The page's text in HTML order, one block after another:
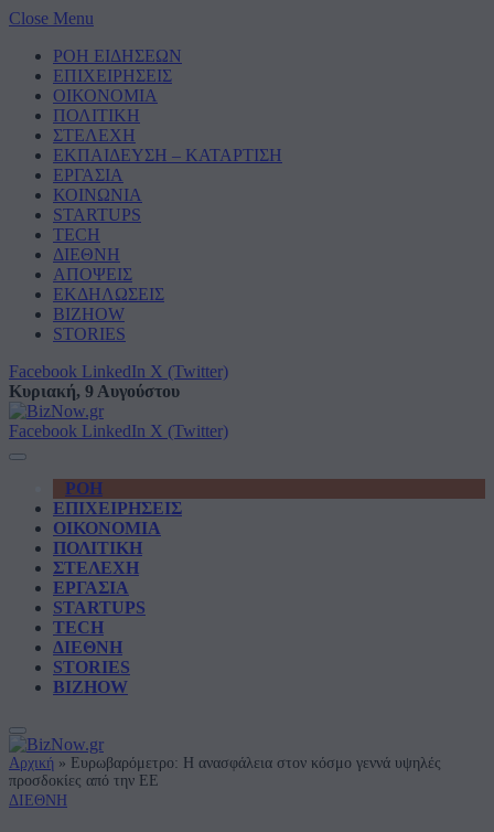
Close Menu
ΡΟΗ ΕΙΔΗΣΕΩΝ
ΕΠΙΧΕΙΡΗΣΕΙΣ
ΟΙΚΟΝΟΜΙΑ
ΠΟΛΙΤΙΚΗ
ΣΤΕΛΕΧΗ
ΕΚΠΑΙΔΕΥΣΗ – ΚΑΤΑΡΤΙΣΗ
ΕΡΓΑΣΙΑ
ΚΟΙΝΩΝΙΑ
STARTUPS
TECH
ΔΙΕΘΝΗ
ΑΠΟΨΕΙΣ
ΕΚΔΗΛΩΣΕΙΣ
BIZHOW
STORIES
Facebook LinkedIn X (Twitter)
Κυριακή, 9 Αυγούστου
Facebook LinkedIn X (Twitter)
ΡΟΗ
ΕΠΙΧΕΙΡΗΣΕΙΣ
ΟΙΚΟΝΟΜΙΑ
ΠΟΛΙΤΙΚΗ
ΣΤΕΛΕΧΗ
ΕΡΓΑΣΙΑ
STARTUPS
TECH
ΔΙΕΘΝΗ
STORIES
BIZHOW
Αρχική » Ευρωβαρόμετρο: Η ανασφάλεια στον κόσμο γεννά υψηλές
προσδοκίες από την ΕΕ
ΔΙΕΘΝΗ